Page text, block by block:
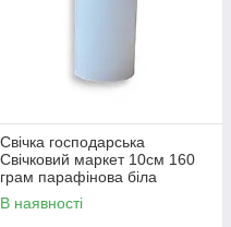
Свічка господарська
Свічковий маркет 10см 160
грам парафінова біла
(16817468416)
В наявності